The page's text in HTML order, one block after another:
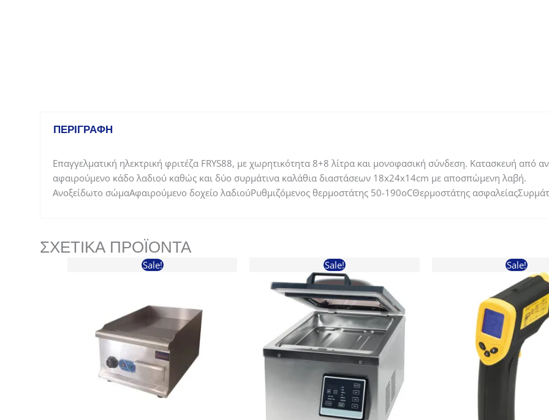
ΠΕΡΙΓΡΑΦΉ
Επαγγελματική ηλεκτρική φριτέζα FRYS88, με χωρητικότητα 8+8 λίτρα και μονοφασική σύνδεση. Κατασκευή από
αφαιρούμενο κάδο λαδιού καθώς και δύο συρμάτινα καλάθια διαστάσεων 18x24x14cm με αποσπώμενη λαβή.
Ανοξείδωτο σώμαΑφαιρούμενο δοχείο λαδιούΡυθμιζόμενος θερμοστάτης 50-190οCΘερμοστάτης
ΣΧΕΤΙΚΆ ΠΡΟΪΌΝΤΑ
Sale! Sale! Sale!